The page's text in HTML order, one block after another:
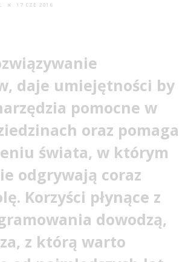
17 CZE 2016
daje umiejętności by
pomocne w
oraz pomaga
świata, w którym
odgrywają coraz
Korzyści płynące z
dowodzą,
z którą warto